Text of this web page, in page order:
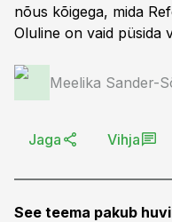
nõus kõigega, mida
Oluline on vaid püsida
Meelika Sander-
Jaga Vihja
See teema pakub